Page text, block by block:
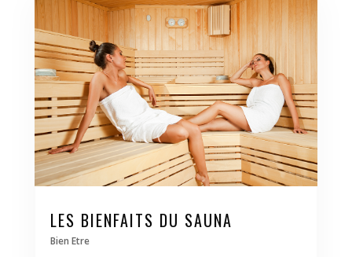
LES BIENFAITS DU SAUNA
Bien Etre